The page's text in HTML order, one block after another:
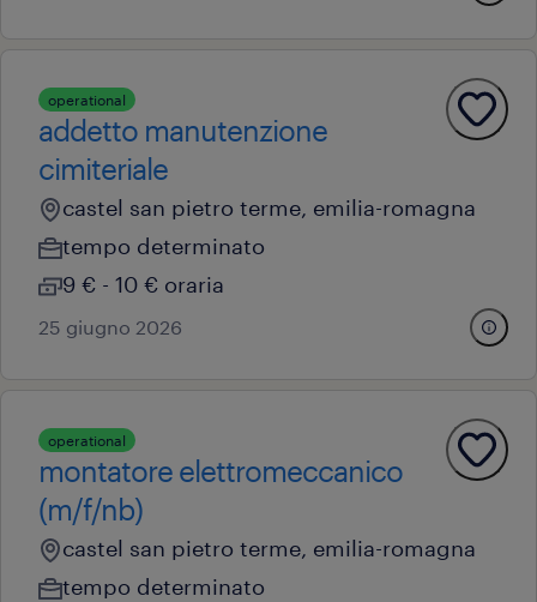
operational
addetto manutenzione
cimiteriale
castel san pietro terme, emilia-romagna
tempo determinato
9 € - 10 € oraria
25 giugno 2026
operational
montatore elettromeccanico
(m/f/nb)
castel san pietro terme, emilia-romagna
tempo determinato